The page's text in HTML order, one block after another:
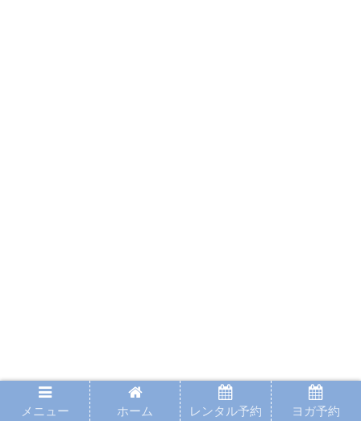
メニュー ホーム レンタル予約 ヨガ予約